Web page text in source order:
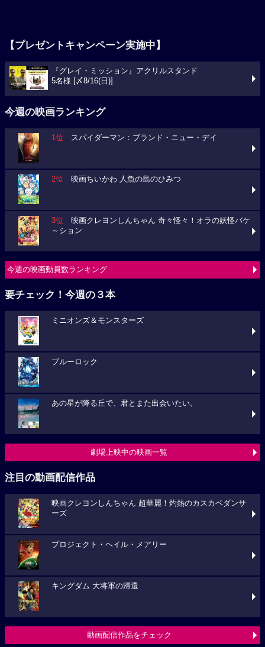
【プレゼントキャンペーン実施中】
『グレイ・ミッション』アクリルスタンド
5名様 [〆8/16(日)]
今週の映画ランキング
1位 スパイダーマン：ブランド・ニュー・デイ
2位 映画ちいかわ 人魚の島のひみつ
3位 映画クレヨンしんちゃん 奇々怪々！オラの妖怪バケ
～ション
今週の映画動員数ランキング
要チェック！今週の３本
ミニオンズ＆モンスターズ
ブルーロック
あの星が降る丘で、君とまた出会いたい。
劇場上映中の映画一覧
注目の動画配信作品
映画クレヨンしんちゃん 超華麗！灼熱のカスカベダンサ
ーズ
プロジェクト・ヘイル・メアリー
キングダム 大将軍の帰還
動画配信作品をチェック